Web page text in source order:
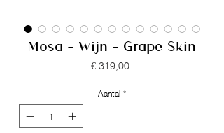
Mosa - Wijn - Grape Skin
€ 319,00Prijs
Aantal *